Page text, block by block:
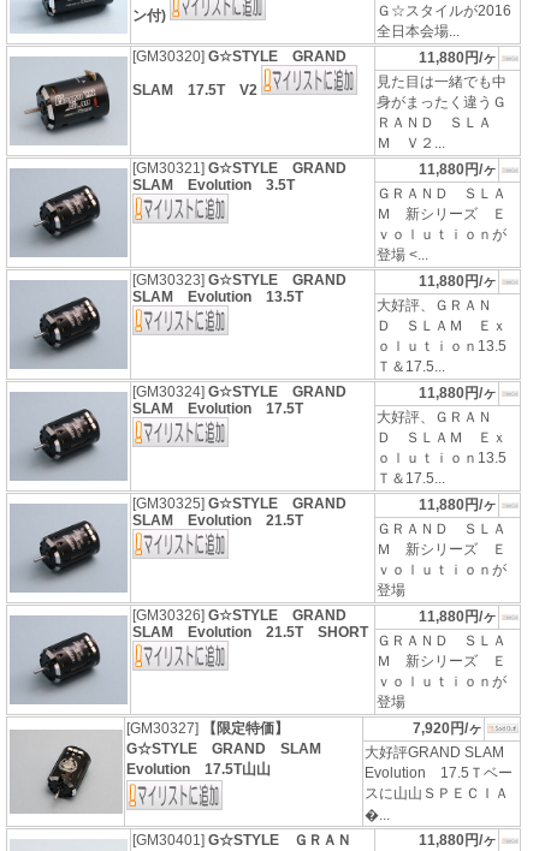
ン付)
Ｇ☆スタイルが2016
全日本会場...
[GM30320]G☆STYLE GRAND
SLAM 17.5T V2
11,880円/ヶ
見た目は一緒でも中
身がまったく違うＧ
ＲＡＮＤ ＳＬＡ
Ｍ Ｖ２...
[GM30321]G☆STYLE GRAND
SLAM Evolution 3.5T
11,880円/ヶ
ＧＲＡＮＤ ＳＬＡ
Ｍ 新シリーズ Ｅ
ｖｏｌｕｔｉｏｎが
登場 <...
[GM30323]G☆STYLE GRAND
SLAM Evolution 13.5T
11,880円/ヶ
大好評、ＧＲＡＮ
Ｄ ＳＬＡＭ Ｅｘ
ｏｌｕｔｉｏｎ13.5
Ｔ＆17.5...
[GM30324]G☆STYLE GRAND
SLAM Evolution 17.5T
11,880円/ヶ
大好評、ＧＲＡＮ
Ｄ ＳＬＡＭ Ｅｘ
ｏｌｕｔｉｏｎ13.5
Ｔ＆17.5...
[GM30325]G☆STYLE GRAND
SLAM Evolution 21.5T
11,880円/ヶ
ＧＲＡＮＤ ＳＬＡ
Ｍ 新シリーズ Ｅ
ｖｏｌｕｔｉｏｎが
登場
[GM30326]G☆STYLE GRAND
SLAM Evolution 21.5T SHORT
11,880円/ヶ
ＧＲＡＮＤ ＳＬＡ
Ｍ 新シリーズ Ｅ
ｖｏｌｕｔｉｏｎが
登場
[GM30327]
【限定特価】
G☆STYLE GRAND SLAM
Evolution 17.5T山山
7,920円/ヶ
大好評GRAND SLAM
Evolution 17.5Ｔベー
スに山山ＳＰＥＣＩＡ
�...
[GM30401]G☆STYLE ＧＲＡＮ
11,880円/ヶ